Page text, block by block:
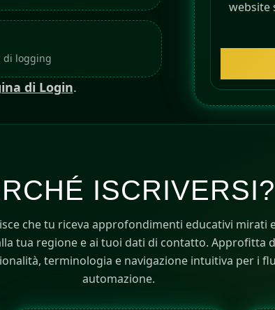
di logging
di Login.
t
t
t
1
website
ISCRIVERSI?
che tu riceva approfondimenti educativi mirati
tua regione e ai tuoi dati di contatto. Approfitta
terminologia e navigazione intuitiva per i
automazione.